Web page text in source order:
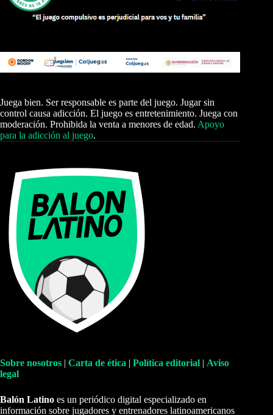
Juega bien. Ser responsable es parte del juego. Jugar sin
control causa adicción. El juego es entretenimiento. Juega con
moderación. Prohibida la venta a menores de edad. Apoyo
para la adicción al juego.
Sobre nosotros | Carta de ética | Política editorial | Aviso
legal
Balón Latino es un periódico digital especializado en
información sobre jugadores y entrenadores latinoamericanos